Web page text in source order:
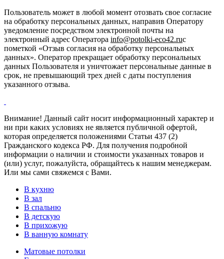
Пользователь может в любой момент отозвать свое согласие
на обработку персональных данных, направив Оператору
уведомление посредством электронной почты на
электронный адрес Оператора info@potolki-eco42.ruс
пометкой «Отзыв согласия на обработку персональных
данных». Оператор прекращает обработку персональных
данных Пользователя и уничтожает персональные данные в
срок, не превышающий трех дней с даты поступления
указанного отзыва.
Внимание! Данный сайт носит информационный характер и
ни при каких условиях не является публичной офертой,
которая определяется положениями Статьи 437 (2)
Гражданского кодекса РФ. Для получения подробной
информации о наличии и стоимости указанных товаров и
(или) услуг, пожалуйста, обращайтесь к нашим менеджерам.
Или мы сами свяжемся с Вами.
В кухню
В зал
В спальню
В детскую
В прихожую
В ванную комнату
Матовые потолки